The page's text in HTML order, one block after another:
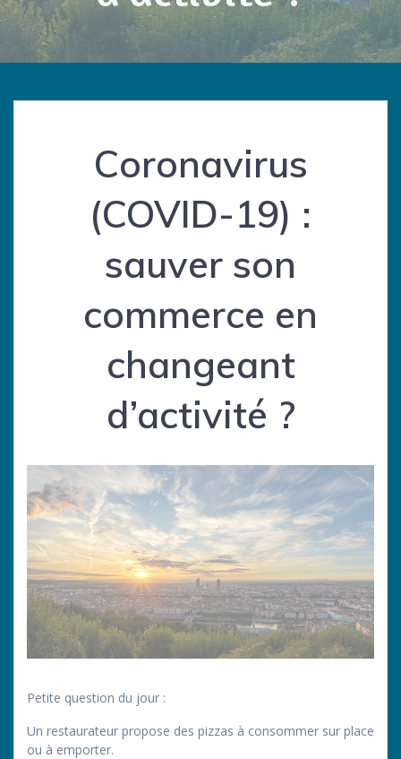
Coronavirus
(COVID-19) :
sauver son
commerce en
changeant
d’activité ?
Petite question du jour :
Un restaurateur propose des pizzas à consommer sur place
ou à emporter.